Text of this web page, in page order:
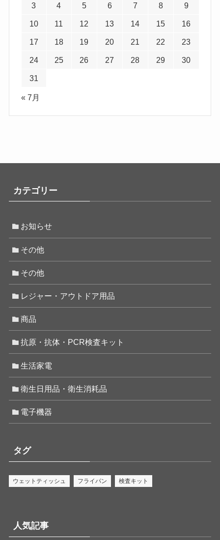
3 4 5 6 7 8 9
10 11 12 13 14 15 16
17 18 19 20 21 22 23
24 25 26 27 28 29 30
31
« 7月
カテゴリー
お知らせ
その他
その他
レジャー・アウトドア用品
商品
抗原・抗体・PCR検査キット
生活家電
衛生日用品・衛生消耗品
電子機器
タグ
ウェットティッシュ フライパン 検査キット
人気記事